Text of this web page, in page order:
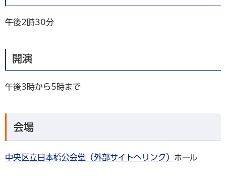
午後2時30分
開演
午後3時から5時まで
会場
中央区立日本橋公会堂（外部サイトへリンク） ホール